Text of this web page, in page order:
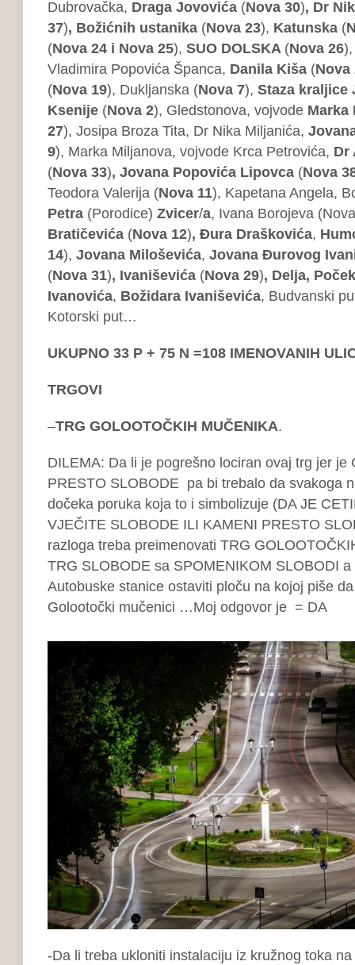
Dubrovačka, Draga Jovovića (Nova 30), Dr
37), Božićnih ustanika(Nova 23), Katunska (
(Nova 24 i Nova 25), SUO DOLSKA (Nova 26
Vladimira Popovića Španca, Danila Kiša (Nova
(Nova 19), Dukljanska (Nova 7), Staza kraljice
Ksenije(Nova 2), Gledstonova, vojvode
27), Josipa Broza Tita, Dr Nika Miljanića,
9), Marka Miljanova, vojvode Krca Petrovića, Dr
(Nova 33), Jovana Popovića Lipovca (Nova
Teodora Valerija (Nova 11), Kapetana Angela,
Petra(Porodice) Zvicer/a, Ivana Borojeva
Bratičevića (Nova 12), Đura Draškovića,
14), Jovana Miloševića, Jovana Đurovog
(Nova 31), Ivaniševića (Nova 29), Delja,
Ivanovića, Božidara Ivaniševića, Budvanski
Kotorski put…
UKUPNO 33 P + 75 N =108 IMENOVANIH
TRGOVI
–TRG GOLOOTOČKIH MUČENIKA.
DILEMA: Da li je pogrešno lociran ovaj trg jer je
PRESTO SLOBODE pa bi trebalo da svakoga
dočeka poruka koja to i simbolizuje (DA JE
VJEČITE SLOBODE ILI KAMENI PRESTO
razloga treba preimenovati TRG
TRG SLOBODE sa SPOMENIKOM SLOBODI a
Autobuske stanice ostaviti ploču na kojoj piše
Golootočki mučenici …Moj odgovor je = DA
-Da li treba ukloniti instalaciju iz kružnog toka